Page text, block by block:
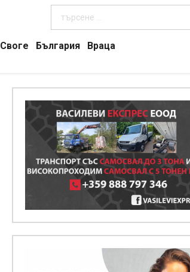
Своге България
Враца